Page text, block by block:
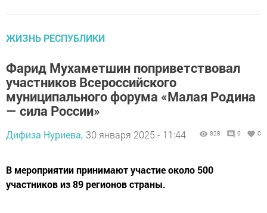
ЖИЗНЬ РЕСПУБЛИКИ
Фарид Мухаметшин поприветствовал
участников Всероссийского
муниципального форума «Малая Родина
— сила России»
Дифиза Нуриева, 30 января 2025 - 11:44 828 0 0
В мероприятии принимают участие около 500
участников из 89 регионов страны.